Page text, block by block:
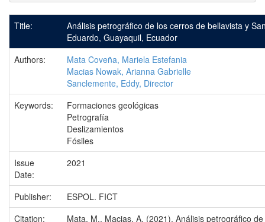
Title:
Análisis petrográfico de los cerros de bellavista y
Eduardo, Guayaquil, Ecuador
Authors:
Mata Coveña, Mariela Estefania
Macias Nowak, Arianna Gabrielle
Sanclemente, Eddy, Director
Keywords:
Formaciones geológicas
Petrografía
Deslizamientos
Fósiles
Issue
Date:
2021
Publisher:
ESPOL. FICT
Citation:
Mata, M., Macias, A. (2021). Análisis petrográfico